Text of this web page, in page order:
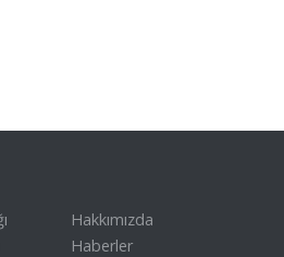
Hakkımızda
Haberler